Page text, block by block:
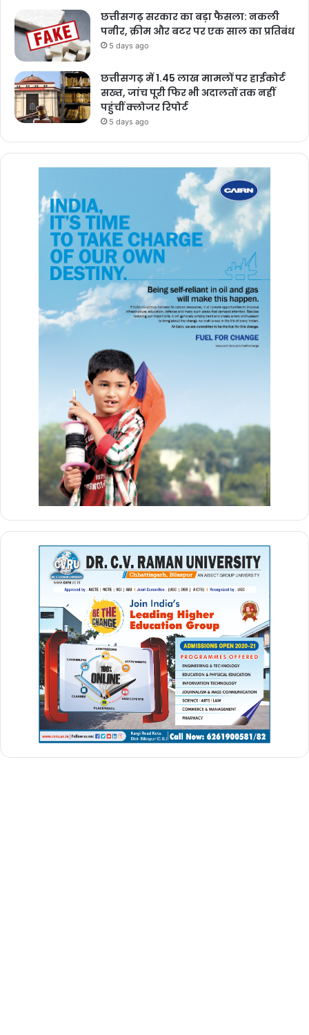
छत्तीसगढ़ सरकार का बड़ा फैसला: नकली
पनीर, क्रीम और बटर पर एक साल का प्रतिबंध
5 days ago
छत्तीसगढ़ में 1.45 लाख मामलों पर हाईकोर्ट
सख्त, जांच पूरी फिर भी अदालतों तक नहीं
पहुंचीं क्लोजर रिपोर्ट
5 days ago